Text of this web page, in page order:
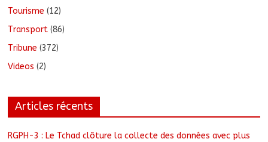
Tourisme (12)
Transport (86)
Tribune (372)
Videos (2)
Articles récents
RGPH-3 : Le Tchad clôture la collecte des données avec plus